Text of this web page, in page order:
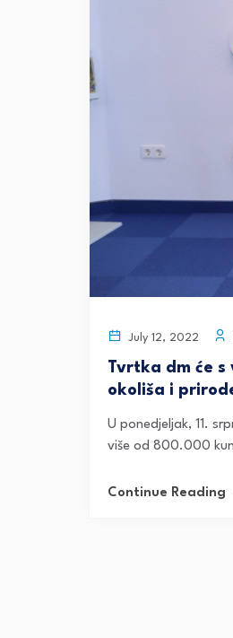
July 12, 2022
Tvrtka dm će
okoliša i
U ponedjeljak, 11.
više od 800.000
Continue Reading